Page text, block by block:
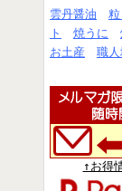
雲丹醤油 粒
ト
焼うに
お土産
職
↑お得